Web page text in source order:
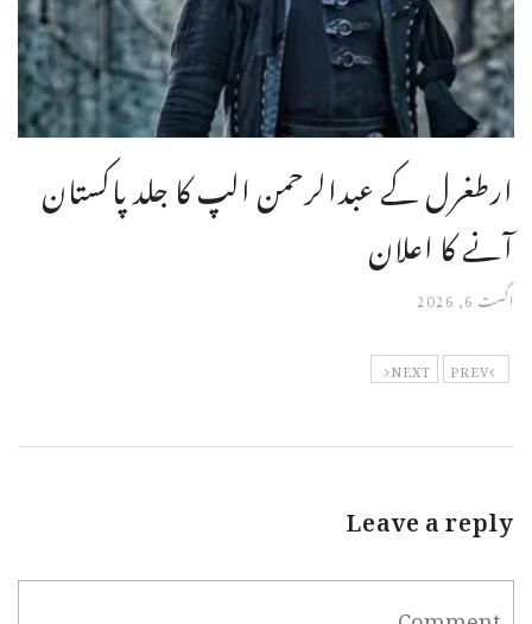
ارطغرل کے عبدالرحمن الپ کا جلد پاکستان
آنے کا اعلان
اگست 6, 2026
PREV
NEXT
Leave a reply